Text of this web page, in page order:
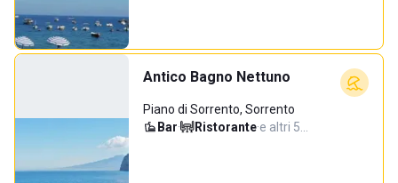
Antico Bagno Nettuno
Piano di Sorrento, Sorrento
Bar· Ristorante·e altri 5…